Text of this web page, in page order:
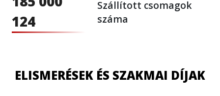
124
Szállított csomagok
száma
ELISMERÉSEK ÉS SZAKMAI DÍJAK